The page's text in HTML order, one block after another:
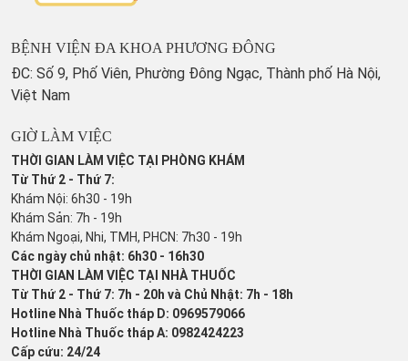
BỆNH VIỆN ĐA KHOA PHƯƠNG ĐÔNG
ĐC: Số 9, Phố Viên, Phường Đông Ngạc, Thành phố Hà Nội,
Việt Nam
GIỜ LÀM VIỆC
THỜI GIAN LÀM VIỆC TẠI PHÒNG KHÁM
Từ Thứ 2 - Thứ 7:
Khám Nội: 6h30 - 19h
Khám Sản: 7h - 19h
Khám Ngoại, Nhi, TMH, PHCN: 7h30 - 19h
Các ngày chủ nhật: 6h30 - 16h30
THỜI GIAN LÀM VIỆC TẠI NHÀ THUỐC
Từ Thứ 2 - Thứ 7: 7h - 20h và Chủ Nhật: 7h - 18h
Hotline Nhà Thuốc tháp D: 0969579066
Hotline Nhà Thuốc tháp A: 0982424223
Cấp cứu: 24/24